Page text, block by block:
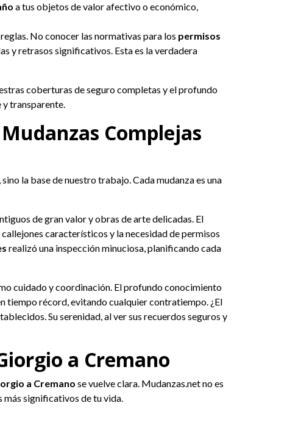
a tus objetos de valor afectivo o económico,
No conocer las normativas para los permisos
y retrasos significativos. Esta es la verdadera
coberturas de seguro completas y el profundo
transparente.
Complejas
la base de nuestro trabajo. Cada mudanza es una
de gran valor y obras de arte delicadas. El
característicos y la necesidad de permisos
realizó una inspección minuciosa, planificando cada
cuidado y coordinación. El profundo conocimiento
tiempo récord, evitando cualquier contratiempo. ¿El
Su serenidad, al ver sus recuerdos seguros y
a Cremano
a Cremano se vuelve clara. Mudanzas.net no es
más significativos de tu vida.